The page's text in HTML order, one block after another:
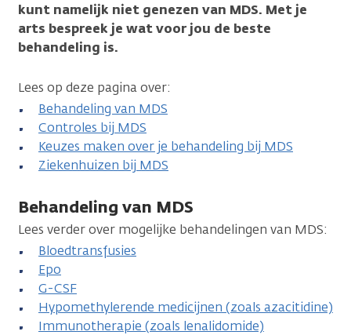
kunt namelijk niet genezen van MDS. Met je
arts bespreek je wat voor jou de beste
behandeling is.
Lees op deze pagina over:
Behandeling van MDS
Controles bij MDS
Keuzes maken over je behandeling bij MDS
Ziekenhuizen bij MDS
Behandeling van MDS
Lees verder over mogelijke behandelingen van MDS:
Bloedtransfusies
Epo
G-CSF
Hypomethylerende medicijnen (zoals azacitidine)
Immunotherapie (zoals lenalidomide)